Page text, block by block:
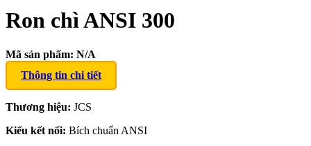
Ron chì ANSI 300
Mã sản phẩm: N/A
Thông tin chi tiết
Thương hiệu: JCS
Kiểu kết nối: Bích chuẩn ANSI